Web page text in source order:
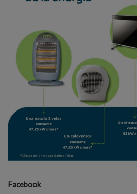
Facebook